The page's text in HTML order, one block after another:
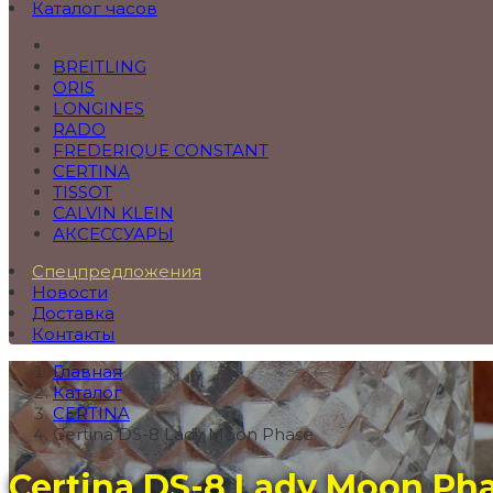
Каталог часов
BREITLING
ORIS
LONGINES
RADO
FREDERIQUE CONSTANT
CERTINA
TISSOT
CALVIN KLEIN
АКСЕССУАРЫ
Спецпредложения
Новости
Доставка
Контакты
Главная
Каталог
CERTINA
Certina DS-8 Lady Moon Phase